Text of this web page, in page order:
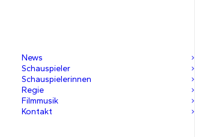
News
Schauspieler
Schauspielerinnen
Regie
Filmmusik
Kontakt